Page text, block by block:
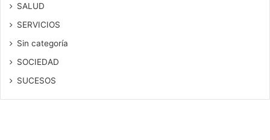
SALUD
SERVICIOS
Sin categoría
SOCIEDAD
SUCESOS